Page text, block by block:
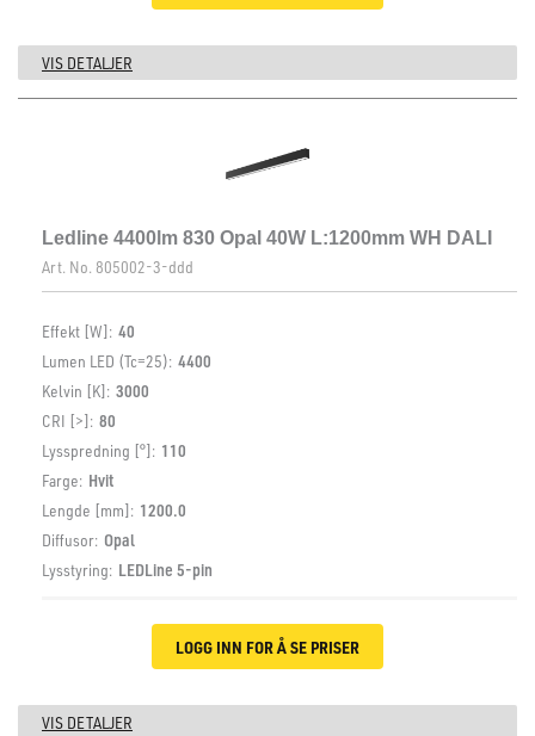
VIS DETALJER
Ledline 4400lm 830 Opal 40W L:1200mm WH DALI
Art. No. 805002-3-ddd
Effekt [W]: 40
Lumen LED (Tc=25): 4400
Kelvin [K]: 3000
CRI [>]: 80
Lysspredning [°]: 110
Farge: Hvit
Lengde [mm]: 1200.0
Diffusor: Opal
Lysstyring: LEDLine 5-pin
LOGG INN FOR Å SE PRISER
VIS DETALJER